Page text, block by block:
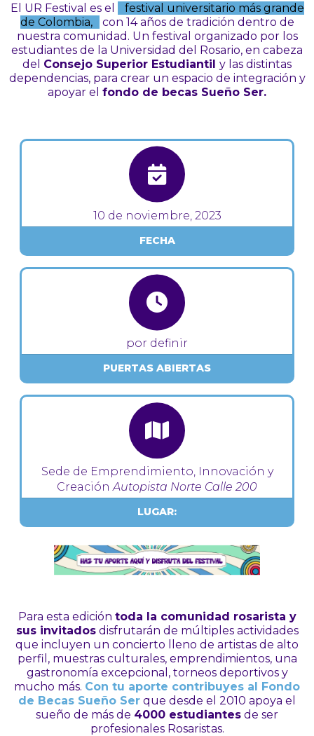
El UR Festival es el
festival universitario más grande
de Colombia,
con 14 años de tradición dentro de
nuestra comunidad. Un festival organizado por los
estudiantes de la Universidad del Rosario, en cabeza
del Consejo Superior Estudiantil y las distintas
dependencias, para crear un espacio de integración y
apoyar el fondo de becas Sueño Ser.
10 de noviembre, 2023
FECHA
por definir
PUERTAS ABIERTAS
Sede de Emprendimiento, Innovación y
CreaciónAutopista Norte Calle 200
LUGAR:
Para esta edición toda la comunidad rosarista y
sus invitadosdisfrutarán de múltiples actividades
que incluyen un concierto lleno de artistas de alto
perfil, muestras culturales, emprendimientos, una
gastronomía excepcional, torneos deportivos y
mucho más. Con tu aporte contribuyes al Fondo
de Becas Sueño Ser que desde el 2010 apoya el
sueño de más de 4000 estudiantes de ser
profesionales Rosaristas.